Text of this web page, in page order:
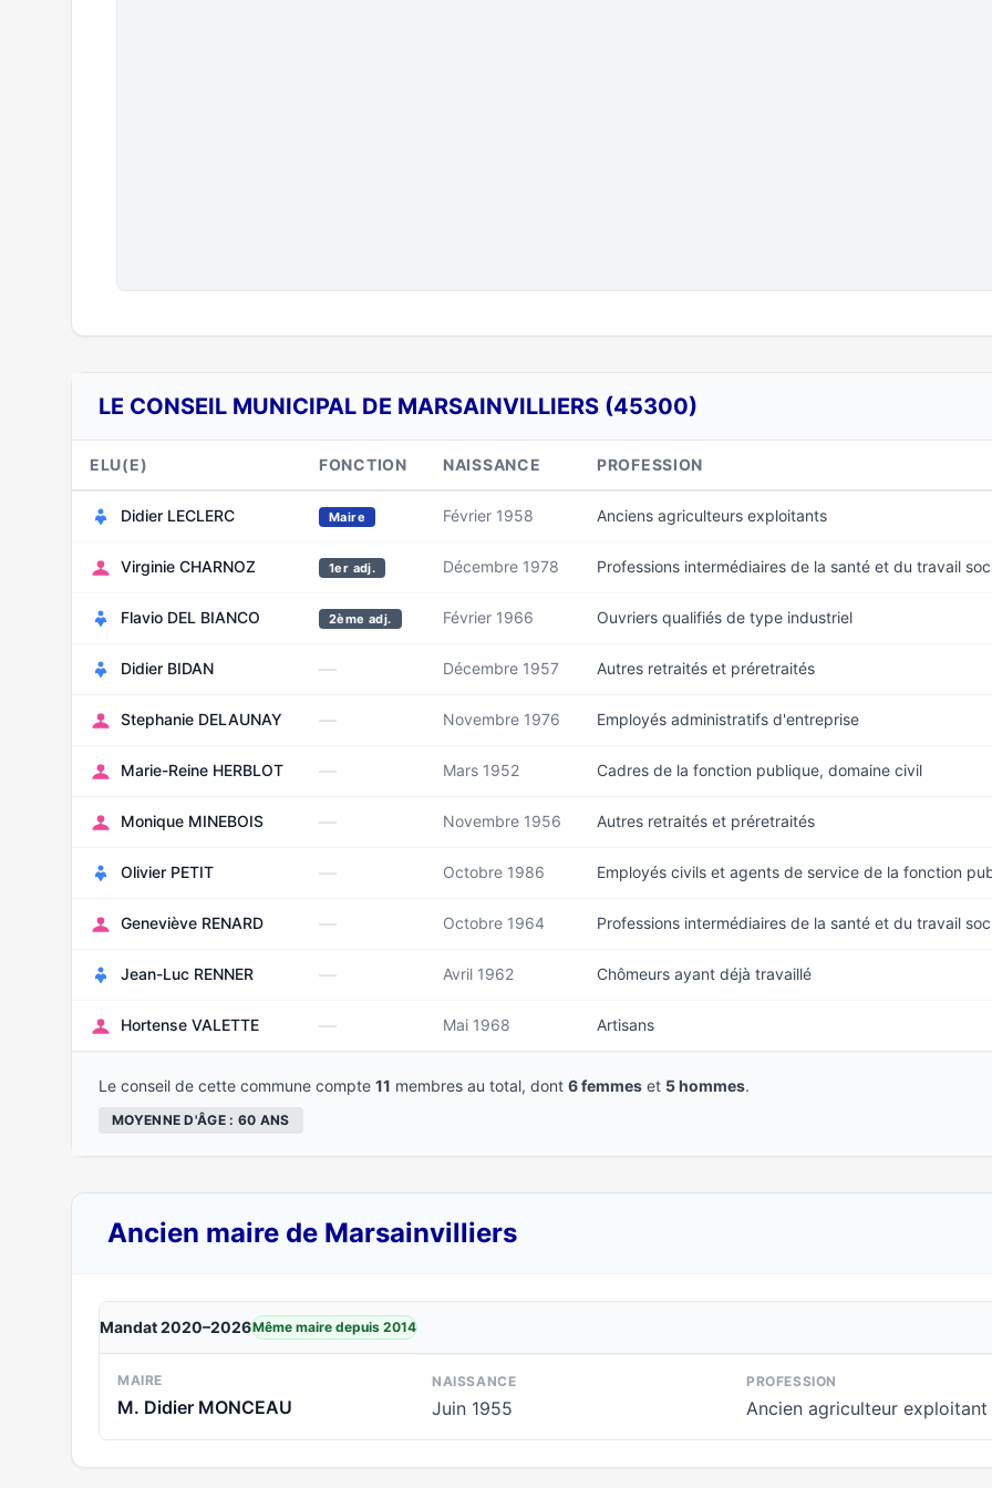
LE CONSEIL MUNICIPAL DE MARSAINVILLIERS (45300)
ELU(E) FONCTION NAISSANCE PROFESSION
Didier LECLERC Maire Février 1958 Anciens agriculteurs exploitants
Virginie CHARNOZ 1er adj. Décembre 1978 Professions intermédiaires de la santé et du travail
Flavio DEL BIANCO 2ème adj. Février 1966 Ouvriers qualifiés de type industriel
Didier BIDAN — Décembre 1957 Autres retraités et préretraités
Stephanie DELAUNAY — Novembre 1976 Employés administratifs d'entreprise
Marie-Reine HERBLOT — Mars 1952 Cadres de la fonction publique, domaine civil
Monique MINEBOIS — Novembre 1956 Autres retraités et préretraités
Olivier PETIT — Octobre 1986 Employés civils et agents de service de la fonction
Geneviève RENARD — Octobre 1964 Professions intermédiaires de la santé et du travail
Jean-Luc RENNER — Avril 1962 Chômeurs ayant déjà travaillé
Hortense VALETTE — Mai 1968 Artisans
Le conseil de cette commune compte 11 membres au total, dont 6 femmes et 5 hommes.
MOYENNE D'ÂGE : 60 ANS
Ancien maire de Marsainvilliers
Mandat 2020–2026Même maire depuis 2014
MAIRE
M. Didier MONCEAU
NAISSANCE
Juin 1955
PROFESSION
Ancien agriculteur exploitant